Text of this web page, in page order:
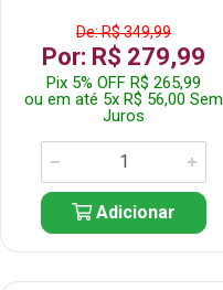
De: R$ 349,99
Por: R$ 279,99
Pix 5% OFF R$ 265,99
ou em até 5x R$ 56,00 Sem
Juros
Adicionar